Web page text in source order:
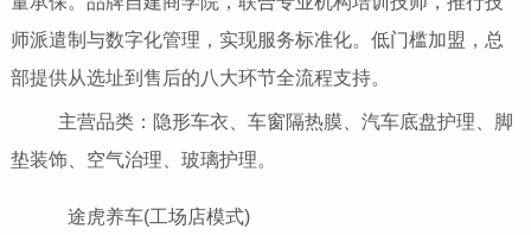
师派遣制与数字化管理，实现服务标准化。低门槛加盟，总
部提供从选址到售后的八大环节全流程支持。
主营品类：隐形车衣、车窗隔热膜、汽车底盘护理、脚
垫装饰、空气治理、玻璃护理。
途虎养车(工场店模式)